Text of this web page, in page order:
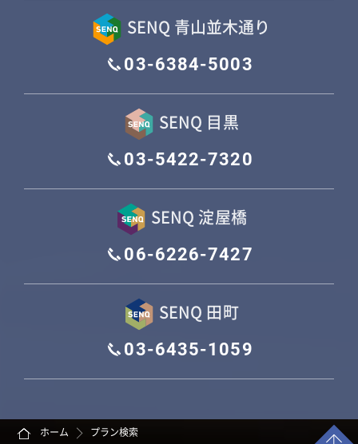
SENQ 青山並木通り
03-6384-5003
SENQ 目黒
03-5422-7320
SENQ 淀屋橋
06-6226-7427
SENQ 田町
03-6435-1059
ホーム プラン検索